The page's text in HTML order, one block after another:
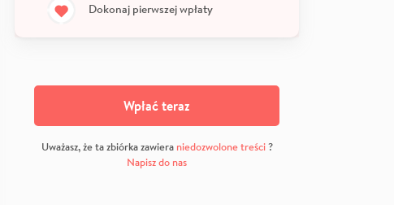
Dokonaj pierwszej wpłaty
Wpłać teraz
Uważasz, że ta zbiórka zawiera niedozwolone treści?
Napisz do nas